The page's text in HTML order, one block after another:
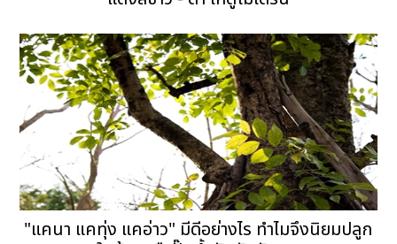
"แคนา แคทุ่ง แคอ่าว" มีดีอย่างไร ทำไมจึงนิยมปลูก